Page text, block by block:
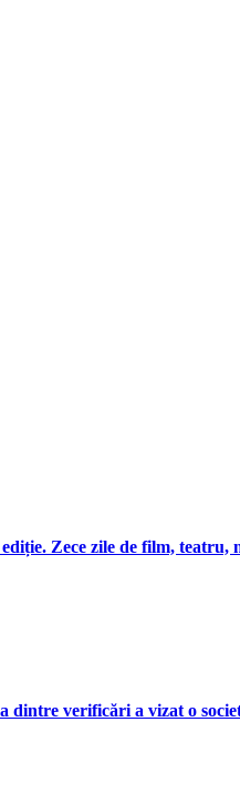
Zece zile de film, teatru,
verificări a vizat o